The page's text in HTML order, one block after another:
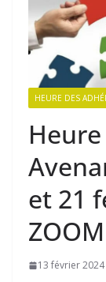
HEURE DES
et 21
ZOOM
13 février 2024